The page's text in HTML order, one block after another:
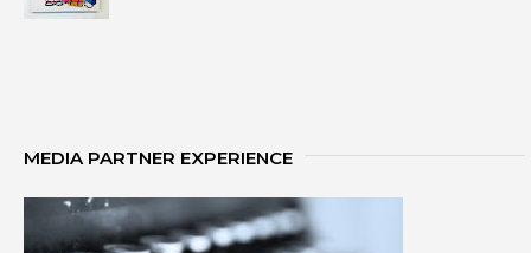
MEDIA PARTNER EXPERIENCE